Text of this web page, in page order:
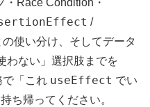
・Race Condition・
/
の使い分け、そしてデータ
わない」選択肢までを
で「これ useEffect でい
ち帰ってください。